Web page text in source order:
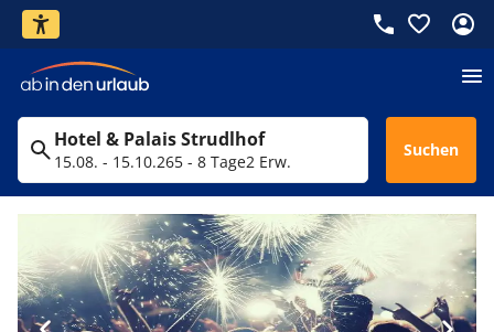
Hotel & Palais Strudlhof
15.08. - 15.10.265 - 8 Tage2 Erw.
Suchen